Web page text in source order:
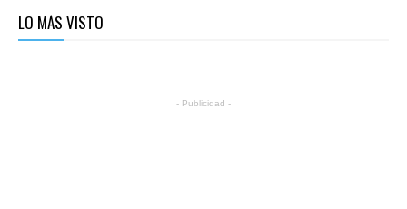
LO MÁS VISTO
- Publicidad -